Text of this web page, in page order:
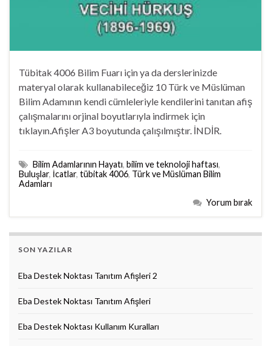
Tübitak 4006 Bilim Fuarı için ya da derslerinizde
materyal olarak kullanabileceğiz 10 Türk ve Müslüman
Bilim Adamının kendi cümleleriyle kendilerini tanıtan afiş
çalışmalarını orjinal boyutlarıyla indirmek için
tıklayın.Afişler A3 boyutunda çalışılmıştır. İNDİR.
Bilim Adamlarının Hayatı, bilim ve teknoloji haftası,
Buluşlar, İcatlar, tübitak 4006, Türk ve Müslüman Bilim
Adamları
Yorum bırak
SON YAZILAR
Eba Destek Noktası Tanıtım Afişleri 2
Eba Destek Noktası Tanıtım Afişleri
Eba Destek Noktası Kullanım Kuralları